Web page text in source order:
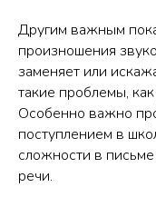
Другим важным
произношения
заменяет или
такие проблемы,
Особенно важно
поступлением в
сложности в
речи.